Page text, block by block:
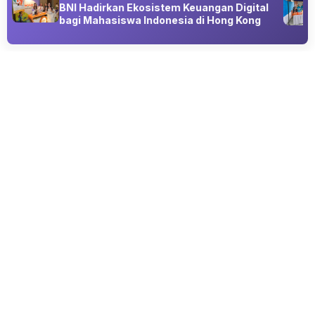
BNI Hadirkan Ekosistem Keuangan Digital
bagi Mahasiswa Indonesia di Hong Kong